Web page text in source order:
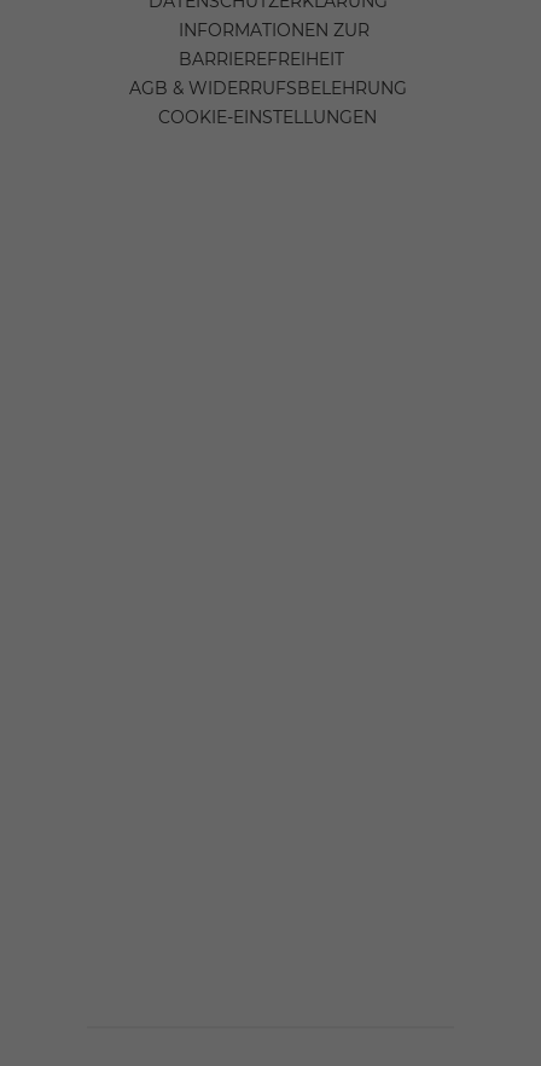
INFORMATIONEN ZUR
BARRIEREFREIHEIT
AGB & WIDERRUFSBELEHRUNG
COOKIE-EINSTELLUNGEN